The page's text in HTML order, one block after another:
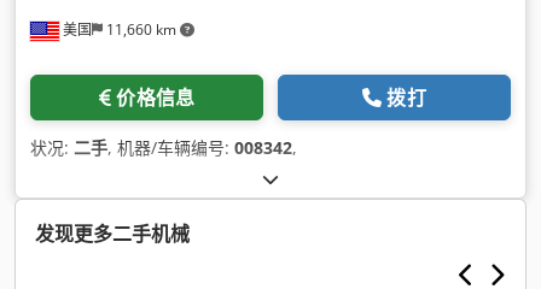
美国 11,660 km
价格信息 拨打
状况: 二手, 机器/车辆编号: 008342,
发现更多二手机械